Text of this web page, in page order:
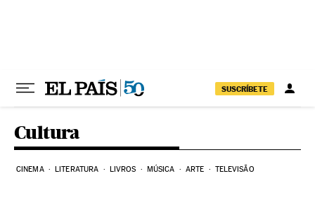
SUSCRÍBETE
Cultura
CINEMA LITERATURA LIVROS MÚSICA ARTE TELEVISÃO